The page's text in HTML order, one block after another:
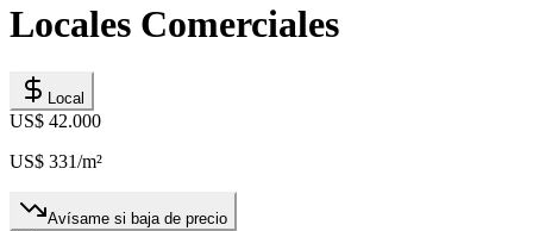
Locales Comerciales
Local
US$ 42.000
US$ 331/m²
Avísame si baja de precio